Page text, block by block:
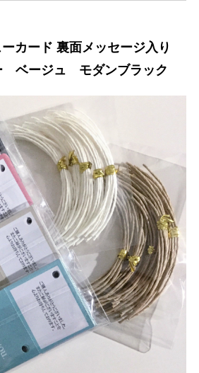
ーカード 裏面メッセージ入り
ベージュ モダンブラック